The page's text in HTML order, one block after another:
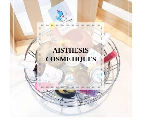
AISTHESIS
COSMETIQUES